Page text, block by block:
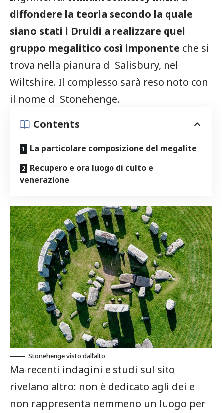
diffondere la teoria secondo la quale
siano stati i Druidi a realizzare quel
gruppo megalitico così imponente che si
trova nella pianura di Salisbury, nel
Wiltshire. Il complesso sarà reso noto con
il nome di Stonehenge.
Contents
La particolare composizione del megalite
Recupero e ora luogo di culto e
venerazione
Stonehenge visto dall’alto
Ma recenti indagini e studi sul sito
rivelano altro: non è dedicato agli dei e
non rappresenta nemmeno un luogo per